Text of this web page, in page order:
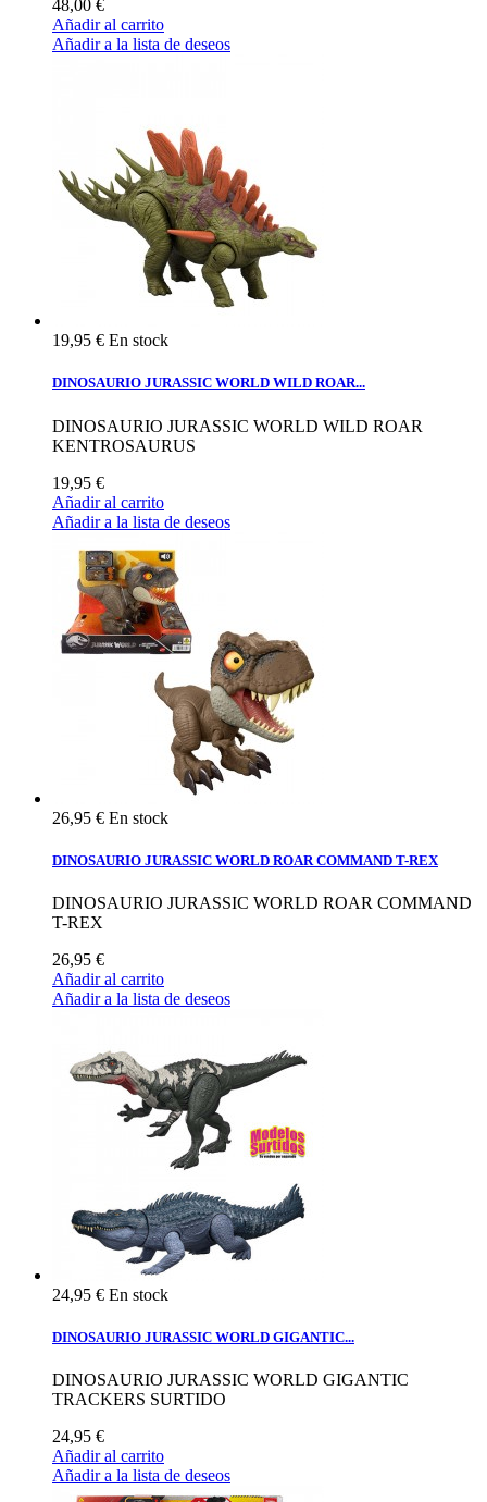
48,00 €
Añadir al carrito
Añadir a la lista de deseos
19,95 € En stock
DINOSAURIO JURASSIC WORLD WILD ROAR...
DINOSAURIO JURASSIC WORLD WILD ROAR
KENTROSAURUS
19,95 €
Añadir al carrito
Añadir a la lista de deseos
26,95 € En stock
DINOSAURIO JURASSIC WORLD ROAR COMMAND T-REX
DINOSAURIO JURASSIC WORLD ROAR COMMAND
T-REX
26,95 €
Añadir al carrito
Añadir a la lista de deseos
24,95 € En stock
DINOSAURIO JURASSIC WORLD GIGANTIC...
DINOSAURIO JURASSIC WORLD GIGANTIC
TRACKERS SURTIDO
24,95 €
Añadir al carrito
Añadir a la lista de deseos